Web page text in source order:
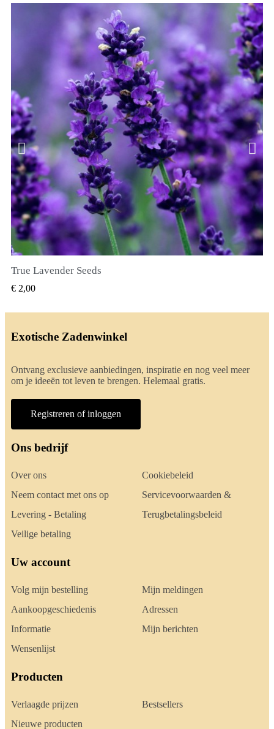
True Lavender Seeds
€ 2,00
Exotische Zadenwinkel
Ontvang exclusieve aanbiedingen, inspiratie en nog veel meer
om je ideeën tot leven te brengen. Helemaal gratis.
Registreren of inloggen
Ons bedrijf
Over ons
Neem contact met ons op
Levering - Betaling
Veilige betaling
Cookiebeleid
Servicevoorwaarden &
Terugbetalingsbeleid
Uw account
Volg mijn bestelling
Aankoopgeschiedenis
Informatie
Wensenlijst
Mijn meldingen
Adressen
Mijn berichten
Producten
Verlaagde prijzen
Nieuwe producten
Bestsellers